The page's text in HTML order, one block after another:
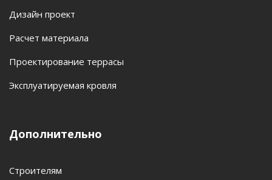
Дизайн проект
Расчет материала
Проектирование террасы
Эксплуатируемая кровля
Дополнительно
Строителям